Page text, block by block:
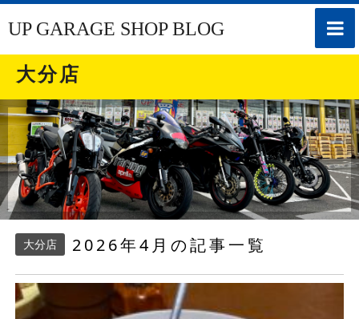
toggle
UP GARAGE SHOP BLOG
大分店
大分店 2026年4月の記事一覧